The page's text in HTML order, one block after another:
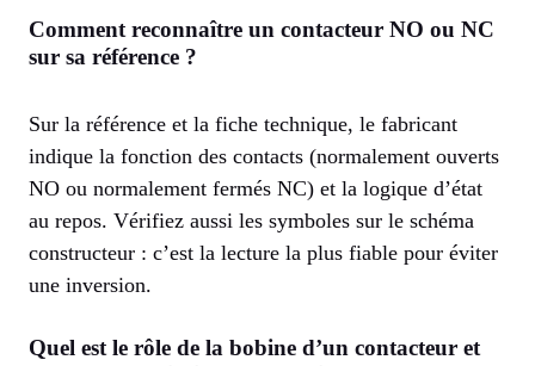
Comment reconnaître un contacteur NO ou NC
sur sa référence ?
Sur la référence et la fiche technique, le fabricant
indique la fonction des contacts (normalement ouverts
NO ou normalement fermés NC) et la logique d’état
au repos. Vérifiez aussi les symboles sur le schéma
constructeur : c’est la lecture la plus fiable pour éviter
une inversion.
Quel est le rôle de la bobine d’un contacteur et